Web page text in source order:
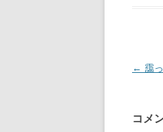
投
ビ
← 靄
コメ